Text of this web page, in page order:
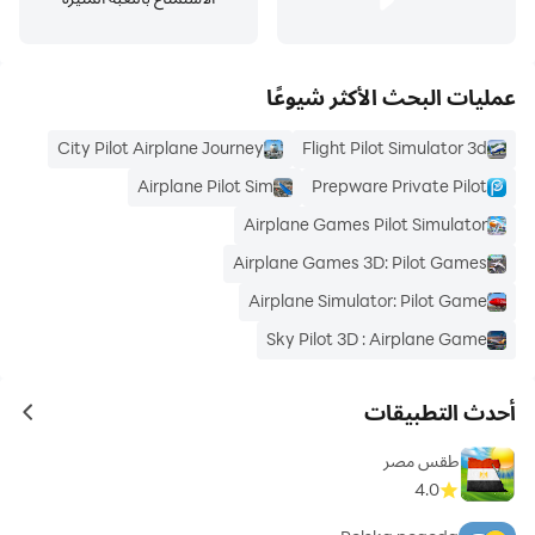
بسهولة. تسهل النماذج المحملة مسبقًا حفظ البيانات وإعادة
جاهزة ، يسهل Garmin Pilot تقديم أو إلغاء أو إغلاق خطة الرحلة.
يطير
توفر Garmin Pilot قدرة كاملة على التنقل في الطريق على
والمسافة إلى إحداثية والموقع الحالي.
عمليات البحث الأكثر شيوعًا
Flight Pilot Simulator 3d
City Pilot Airplane Journey
Prepware Private Pilot
Airplane Pilot Sim
Airplane Games Pilot Simulator
Airplane Games 3D: Pilot Games
Airplane Simulator: Pilot Game
Sky Pilot 3D : Airplane Game
أحدث التطبيقات
طقس مصر
4.0